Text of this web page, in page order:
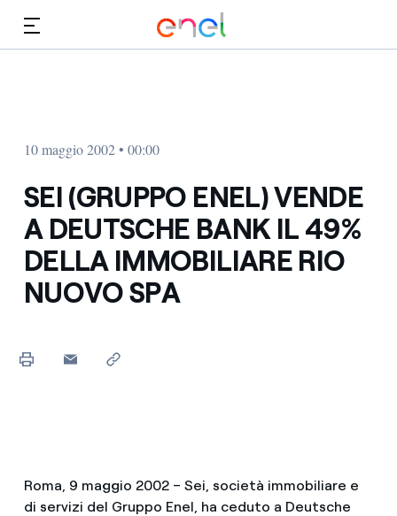
10 maggio 2002 • 00:00
SEI (GRUPPO ENEL) VENDE
A DEUTSCHE BANK IL 49%
DELLA IMMOBILIARE RIO
NUOVO SPA
Roma, 9 maggio 2002 – Sei, società immobiliare e
di servizi del Gruppo Enel, ha ceduto a Deutsche